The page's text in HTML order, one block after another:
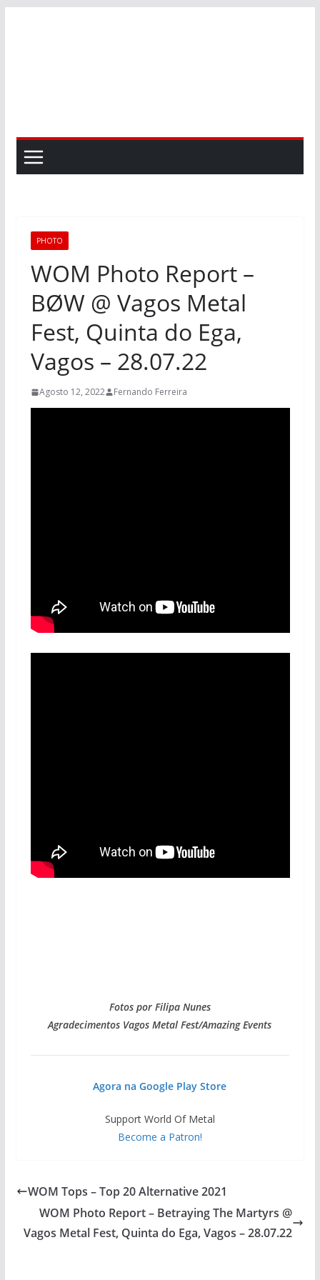
PHOTO
WOM Photo Report –
BØW @ Vagos Metal
Fest, Quinta do Ega,
Vagos – 28.07.22
Agosto 12, 2022 Fernando Ferreira
Fotos por Filipa Nunes
Agradecimentos Vagos Metal Fest/Amazing Events
Agora na Google Play Store
Support World Of Metal
Become a Patron!
WOM Tops – Top 20 Alternative 2021
WOM Photo Report – Betraying The Martyrs @
Vagos Metal Fest, Quinta do Ega, Vagos – 28.07.22